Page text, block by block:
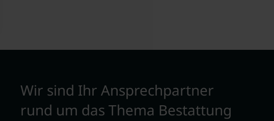
Wir sind Ihr Ansprechpartner
rund um das Thema Bestattung